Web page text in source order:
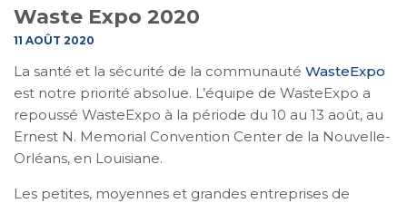
Waste Expo 2020
11 AOÛT 2020
La santé et la sécurité de la communauté WasteExpo
est notre priorité absolue. L’équipe de WasteExpo a
repoussé WasteExpo à la période du 10 au 13 août, au
Ernest N. Memorial Convention Center de la Nouvelle-
Orléans, en Louisiane.
Les petites, moyennes et grandes entreprises de